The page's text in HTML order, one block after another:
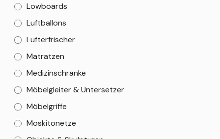
Lowboards
Luftballons
Lufterfrischer
Matratzen
Medizinschränke
Möbelgleiter & Untersetzer
Möbelgriffe
Moskitonetze